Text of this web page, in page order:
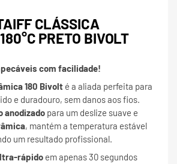
CLÁSSICA
PRETO BIVOLT
com facilidade!
180 Bivolt é a aliada perfeita para
e duradouro, sem danos aos fios.
anodizado para um deslize suave e
, mantém a temperatura estável
um resultado profissional.
rápido em apenas 30 segundos